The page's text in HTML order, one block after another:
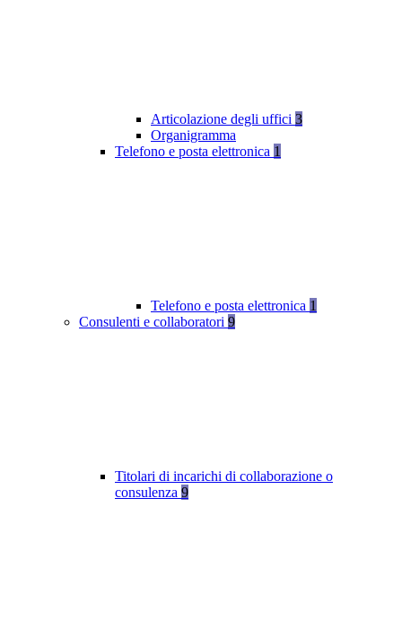
Articolazione degli uffici 3
Organigramma
Telefono e posta elettronica 1
Telefono e posta elettronica 1
Consulenti e collaboratori 9
Titolari di incarichi di collaborazione o
consulenza 9